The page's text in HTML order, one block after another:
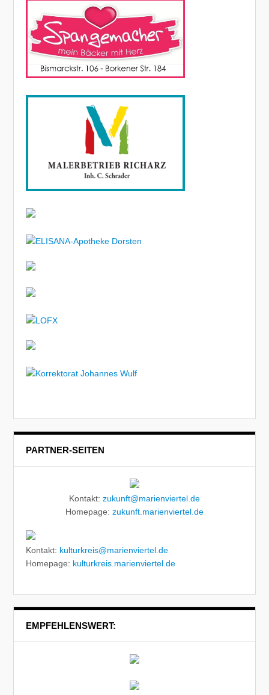
PARTNER-SEITEN
Kontakt: zukunft@marienviertel.de
Homepage: zukunft.marienviertel.de
Kontakt: kulturkreis@marienviertel.de
Homepage: kulturkreis.marienviertel.de
EMPFEHLENSWERT: